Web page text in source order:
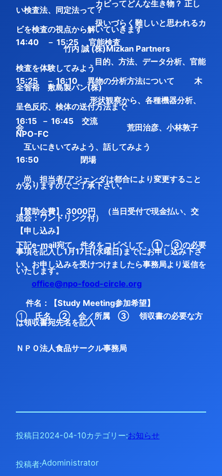
カビってどんな生き物？ 正し
い検査法、同定法って？
扱いづらく難しいと思われるカ
ビを検査の視点から解いていきます
14:40 － 15:25 官能検査
竹内 誠 (株)Mizkan Partners
目的、方法、データ分析、官能
検査を体験してみよう
15:25 － 16:10 異物の分析方法について 木
全智裕 敷島製パン(株)
形状観察から、各種機器分析、
呈色反応、検体の送付方法まで
16:15 － 16:45 交流
会 荒田治彦、小林敦子
NPO-FC
互いにきいてみよう、話してみよう
16:50 閉場
尚、担当者/アジェンダは都合により変更すること
がありますのでご了承下さい。
【賛助会費】 3000円 （当日受付で現金払い、交
流会：ワンドリンク付）
【申し込み】
下記e-mail宛て、件名をコピペして、①～③の必要
事項を記入し1月17日(水曜日)までにお申し込み下さ
い。お申し込みを受けつけましたら事務局より返信を
いたします。
office@npo-food-circle.org
件名：【Study Meeting参加希望】
①氏名 ② 会／所属 ③ 領収書の必要な方
は領収書宛先名を記入
ＮＰＯ法人食品サークル事務局
投稿日2024-04-10カテゴリー:お知らせ
投稿者:Adoministrator